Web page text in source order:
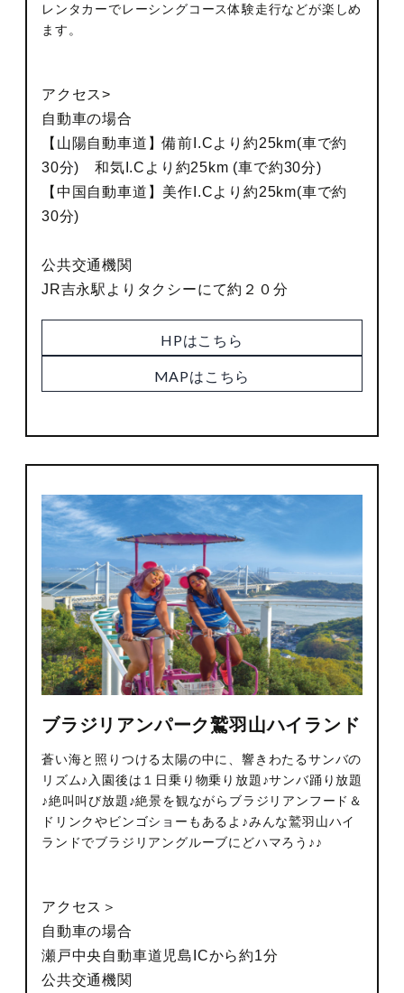
レンタカーでレーシングコース体験走行などが楽しめ
ます。
アクセス>
自動車の場合
【山陽自動車道】備前I.Cより約25km(車で約
30分) 和気I.Cより約25km (車で約30分)
【中国自動車道】美作I.Cより約25km(車で約
30分)
公共交通機関
JR吉永駅よりタクシーにて約２０分
HPはこちら
MAPはこちら
ブラジリアンパーク鷲羽山ハイランド
蒼い海と照りつける太陽の中に、響きわたるサンバの
リズム♪入園後は１日乗り物乗り放題♪サンバ踊り放題
♪絶叫叫び放題♪絶景を観ながらブラジリアンフード＆
ドリンクやビンゴショーもあるよ♪みんな鷲羽山ハイ
ランドでブラジリアングルーブにどハマろう♪♪
アクセス＞
自動車の場合
瀬戸中央自動車道児島ICから約1分
公共交通機関